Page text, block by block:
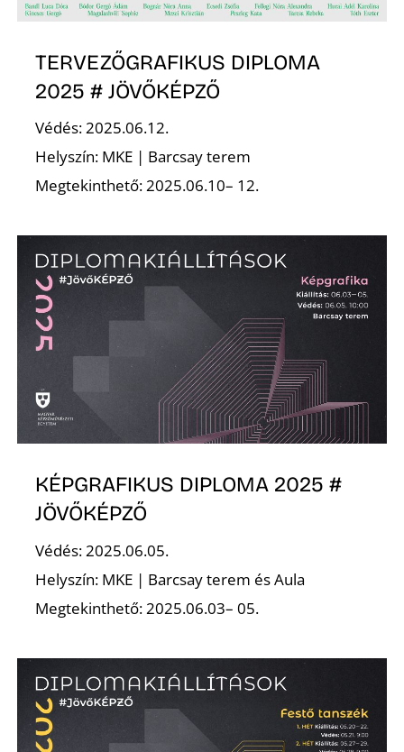
TERVEZŐGRAFIKUS DIPLOMA
2025 # JÖVŐKÉPZŐ
Védés: 2025.06.12.
Helyszín: MKE | Barcsay terem
Megtekinthető: 2025.06.10– 12.
KÉPGRAFIKUS DIPLOMA 2025 #
JÖVŐKÉPZŐ
Védés: 2025.06.05.
Helyszín: MKE | Barcsay terem és Aula
Megtekinthető: 2025.06.03– 05.